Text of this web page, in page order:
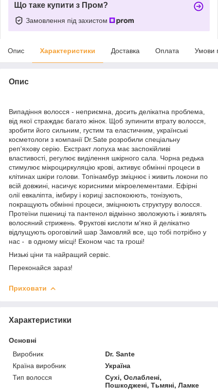
Що таке купити з Пром?
Замовлення під захистом
Опис Характеристики Доставка Оплата Умови
Опис
Випадіння волосся - неприємна, досить делікатна проблема,
від якої страждає багато жінок. Щоб зупинити втрату волосся,
зробити його сильним, густим та еластичним, українські
косметологи з компанії Dr.Sate розробили спеціальну
реп'яхову серію. Екстракт лопуха має заспокійливі
властивості, регулює виділення шкірного сала. Чорна редька
стимулює мікроциркуляцію крові, активує обмінні процеси в
клітинах шкіри голови. Топінамбур зміцнює і живить локони по
всій довжині, насичує корисними мікроелементами. Ефірні
олії евкаліпта, імбиру і кориці заспокоюють, тонізують,
покращують обмінні процеси, зміцнюють структуру волосся.
Протеїни пшениці та пантенол відмінно зволожують і живлять
волосяний стрижень. Фруктові кислоти м'яко й делікатно
відлущують ороговілий шар Замовляй все, що тобі потрібно у
нас - в одному місці! Економ час та гроші!
Низькі ціни та найращий сервіс.
Переконайся зараз!
Приховати
Характеристики
Основні
Виробник
Dr. Sante
Країна виробник
Україна
Тип волосся
Сухі, Ослаблені,
Пошкоджені, Тьмяні, Ламке